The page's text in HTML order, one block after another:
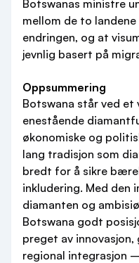
Botswanas ministre
mellom de to
endringen, og at
jevnlig basert på
Oppsummering
Botswana står ved et
enestående
økonomiske og
lang tradisjon som
bredt for å sikre
inkludering. Med den
diamanten og
Botswana godt
preget av
regional integrasjon